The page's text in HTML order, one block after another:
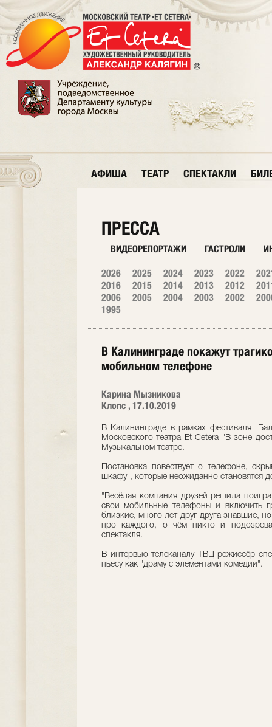
АФИША ТЕАТР СПЕКТАКЛИ
ПРЕССА
ВИДЕОРЕПОРТАЖИ ГАСТРОЛИ
2026 2025 2024 2023 2022
2016
2015 2014 2013 2012
2006
2005 2004 2003 2002
1995
В Калининграде покажут
мобильном телефоне
Карина Мызникова
Клопс , 17.10.2019
В Калининграде в рамках фестиваля
Московского театра Et Cetera "В зоне
Музыкальном театре.
Постановка повествует о телефоне,
шкафу", которые неожиданно становятся
"Весёлая компания друзей решила
свои мобильные телефоны и включить
близкие, много лет друг друга знавшие,
про каждого, о чём никто и
спектакля.
В интервью телеканалу ТВЦ режиссёр
пьесу как "драму с элементами комедии".